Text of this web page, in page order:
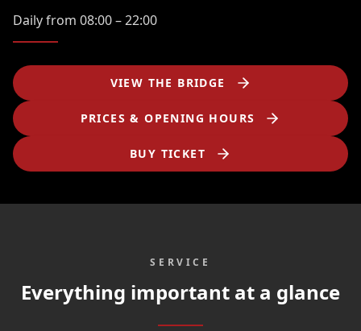
Daily from 08:00 – 22:00
VIEW THE BRIDGE
PRICES & OPENING HOURS
BUY TICKET
SERVICE
Everything important at a glance